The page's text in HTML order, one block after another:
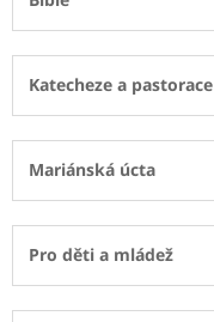
Katecheze a pastorace
Mariánská úcta
Pro děti a mládež